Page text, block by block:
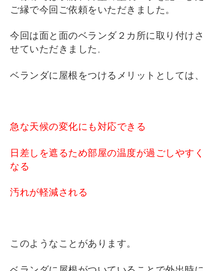
ご縁で今回ご依頼をいただきました。
今回は面と面のベランダ２カ所に取り付けさ
せていただきました 。
ベランダに屋根をつけるメリットとしては、
急な天候の変化にも対応できる
日差しを遮るため部屋の温度が過ごしやすく
なる
汚れが軽減される
このようなことがあります。